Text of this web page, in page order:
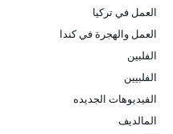
العمل في تركيا
العمل والهجرة في كندا
الفلبين
الفلبيين
الفيديوهات الجديده
المالديف